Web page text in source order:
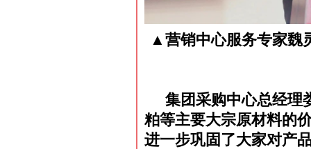
▲营销中心服务专家魏
集团采购中心总经理
粕等主要大宗原材料的
进一步巩固了大家对产